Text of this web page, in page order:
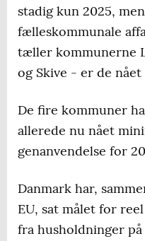
stadig kun 2025,
fælleskommunale
tæller kommunerne
og Skive - er de
De fire kommuner
allerede nu nået
genanvendelse for
Danmark har,
EU, sat målet for
fra husholdninger